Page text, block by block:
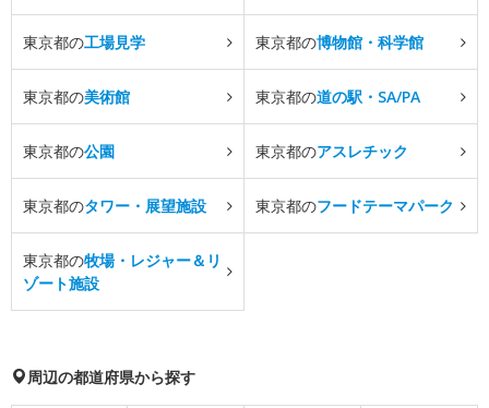
東京都の工場見学 東京都の博物館・科学館
東京都の美術館 東京都の道の駅・SA/PA
東京都の公園 東京都のアスレチック
東京都のタワー・展望施設 東京都のフードテーマパーク
東京都の牧場・レジャー＆リ
ゾート施設
周辺の都道府県から探す